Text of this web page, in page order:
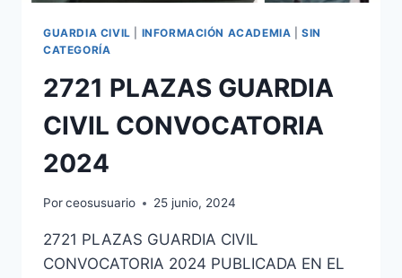
GUARDIA CIVIL INFORMACIÓN ACADEMIA |SIN
CATEGORÍA
2721 PLAZAS GUARDIA
CIVIL CONVOCATORIA
2024
Porceosusuario 25 junio, 2024
2721 PLAZAS GUARDIA CIVIL
CONVOCATORIA 2024 PUBLICADA EN EL